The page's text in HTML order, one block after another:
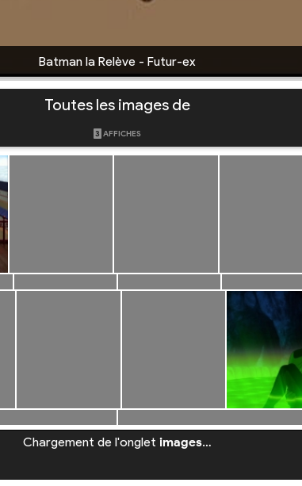
Batman la Relève - Futur-ex
Toutes les images de
3 AFFICHES
Chargement de l'onglet images…